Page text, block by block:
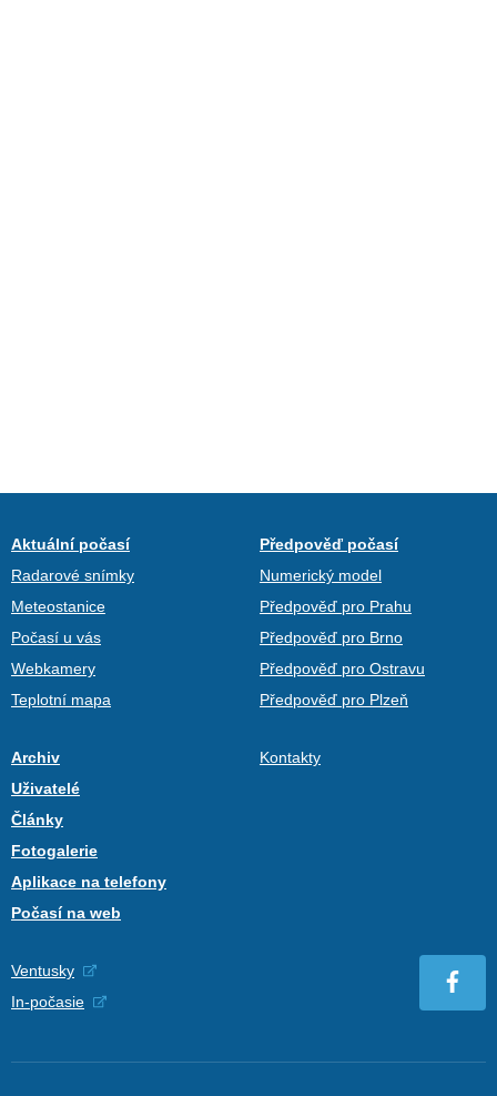
Aktuální počasí
Radarové snímky
Meteostanice
Počasí u vás
Webkamery
Teplotní mapa
Předpověď počasí
Numerický model
Předpověď pro Prahu
Předpověď pro Brno
Předpověď pro Ostravu
Předpověď pro Plzeň
Archiv
Uživatelé
Články
Fotogalerie
Aplikace na telefony
Počasí na web
Kontakty
Ventusky
In-počasie